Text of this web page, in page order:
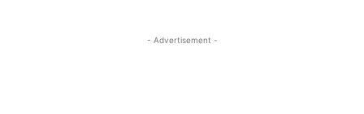
- Advertisement -